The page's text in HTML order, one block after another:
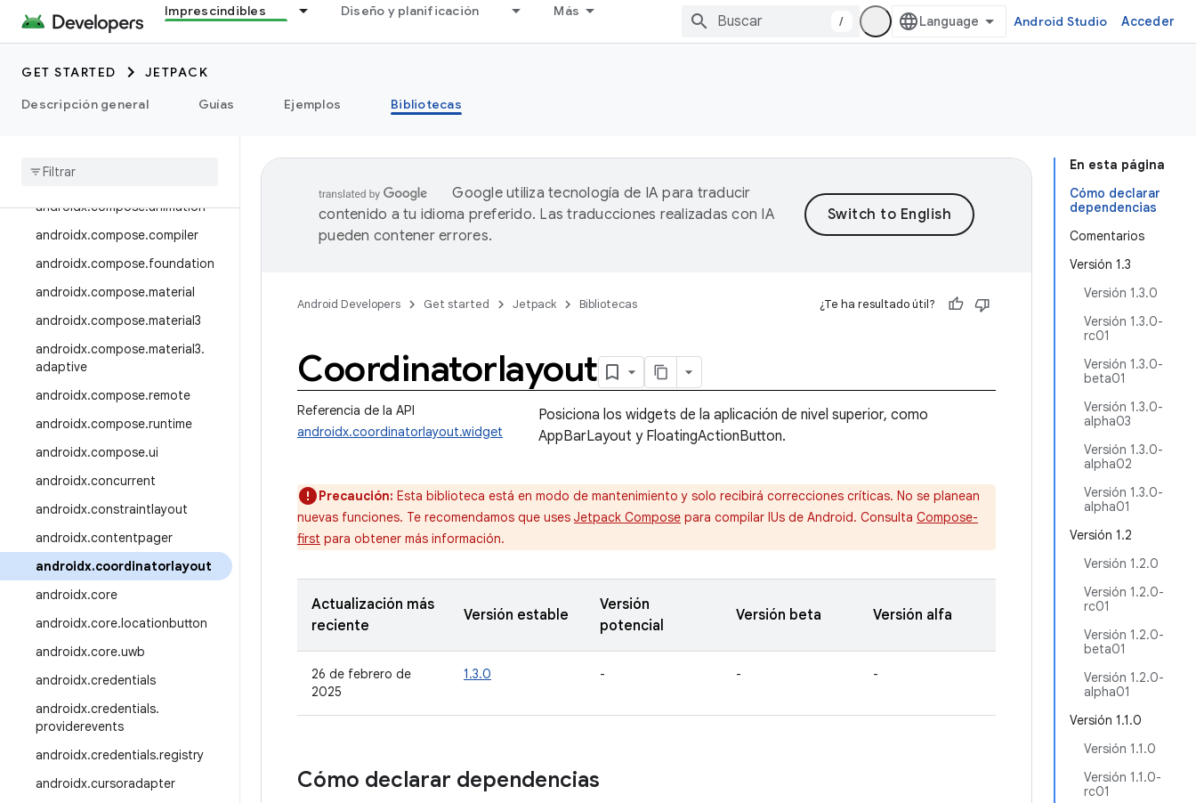
Imprescindibles Diseño y planificación Más
/ Android Studio Acceder
GET STARTED
JETPACK
Descripción general
Guías Ejemplos Bibliotecas
androidx.camera.media3
androidx.camera.viewfinder
androidx.car
androidx
androidx.compose.animation
androidx.compose.compiler
androidx.compose.foundation
androidx.compose.material
androidx.compose.material3
androidx.compose.material3.
adaptive
androidx.compose.remote
androidx.compose.runtime
androidx.compose.ui
androidx.concurrent
androidx.constraintlayout
androidx.contentpager
androidx.coordinatorlayout
androidx.core
androidx.core.locationbutton
androidx.core.uwb
androidx.credentials
androidx.credentials.
providerevents
androidx.credentials.registry
androidx.cursoradapter
En esta página
Cómo declarar
dependencias
Comentarios
Versión 1.3
Versión 1.3.0
Versión 1.3.0-
rc01
Versión 1.3.0-
beta01
Versión 1.3.0-
alpha03
Versión 1.3.0-
alpha02
Versión 1.3.0-
alpha01
Versión 1.2
Versión 1.2.0
Versión 1.2.0-
rc01
Versión 1.2.0-
beta01
Versión 1.2.0-
alpha01
Versión 1.1.0
Versión 1.1.0
Versión 1.1.0-
rc01
Google utiliza tecnología de IA para traducir
contenido a tu idioma preferido. Las traducciones realizadas con IA
pueden contener errores.
Android Developers Get started Jetpack Bibliotecas ¿Te ha resultado útil?
Coordinatorlayout
Referencia de la API
androidx.coordinatorlayout.widget
Posiciona los widgets de la aplicación de nivel superior, como
AppBarLayout y FloatingActionButton.
Precaución: Esta biblioteca está en modo de mantenimiento y solo recibirá correcciones críticas. No se planean
nuevas funciones. Te recomendamos que uses Jetpack Compose para compilar IUs de Android. Consulta Compose-
first para obtener más información.
Actualización más
reciente
Versión estable
Versión
potencial
Versión beta Versión alfa
26 de febrero de
2025
1.3.0 - - -
Cómo declarar dependencias